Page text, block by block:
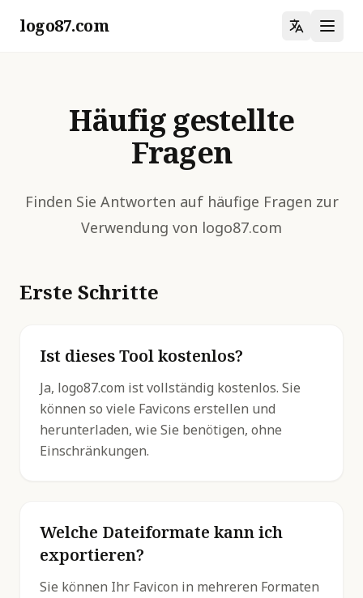
logo87.com
Häufig gestellte
Fragen
Finden Sie Antworten auf häufige Fragen zur
Verwendung von logo87.com
Erste Schritte
Ist dieses Tool kostenlos?
Ja, logo87.com ist vollständig kostenlos. Sie
können so viele Favicons erstellen und
herunterladen, wie Sie benötigen, ohne
Einschränkungen.
Welche Dateiformate kann ich
exportieren?
Sie können Ihr Favicon in mehreren Formaten